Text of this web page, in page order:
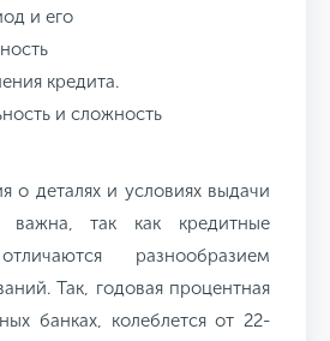
и его
кредита.
и сложность
о деталях и условиях выдачи
важна, так как кредитные
разнообразием
Так, годовая процентная
банках, колеблется от 22-